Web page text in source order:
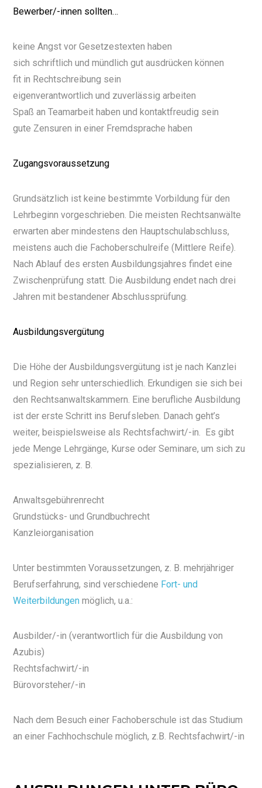
Bewerber/-innen sollten…
keine Angst vor Gesetzestexten haben
sich schriftlich und mündlich gut ausdrücken können
fit in Rechtschreibung sein
eigenverantwortlich und zuverlässig arbeiten
Spaß an Teamarbeit haben und kontaktfreudig sein
gute Zensuren in einer Fremdsprache haben
Zugangsvoraussetzung
Grundsätzlich ist keine bestimmte Vorbildung für den
Lehrbeginn vorgeschrieben. Die meisten Rechtsanwälte
erwarten aber mindestens den Hauptschulabschluss,
meistens auch die Fachoberschulreife (Mittlere Reife).
Nach Ablauf des ersten Ausbildungsjahres findet eine
Zwischenprüfung statt. Die Ausbildung endet nach drei
Jahren mit bestandener Abschlussprüfung.
Ausbildungsvergütung
Die Höhe der Ausbildungsvergütung ist je nach Kanzlei
und Region sehr unterschiedlich. Erkundigen sie sich bei
den Rechtsanwaltskammern. Eine berufliche Ausbildung
ist der erste Schritt ins Berufsleben. Danach geht’s
weiter, beispielsweise als Rechtsfachwirt/-in. Es gibt
jede Menge Lehrgänge, Kurse oder Seminare, um sich zu
spezialisieren, z. B.
Anwaltsgebührenrecht
Grundstücks- und Grundbuchrecht
Kanzleiorganisation
Unter bestimmten Voraussetzungen, z. B. mehrjähriger
Berufserfahrung, sind verschiedene Fort- und
Weiterbildungen möglich, u.a.:
Ausbilder/-in (verantwortlich für die Ausbildung von
Azubis)
Rechtsfachwirt/-in
Bürovorsteher/-in
Nach dem Besuch einer Fachoberschule ist das Studium
an einer Fachhochschule möglich, z.B. Rechtsfachwirt/-in